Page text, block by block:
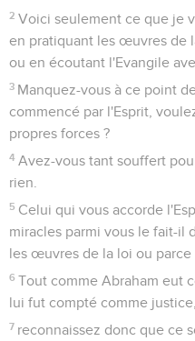
2 Voici seulement ce que je
en pratiquant les œuvres de
ou en écoutant l'Evangile
3 Manquez-vous à ce point
commencé par l'Esprit,
propres forces ?
4 Avez-vous tant souffert
rien.
5 Celui qui vous accorde
miracles parmi vous le fait-il
les œuvres de la loi ou
6 Tout comme Abraham eut
lui fut compté comme justice,
7 reconnaissez donc que ce